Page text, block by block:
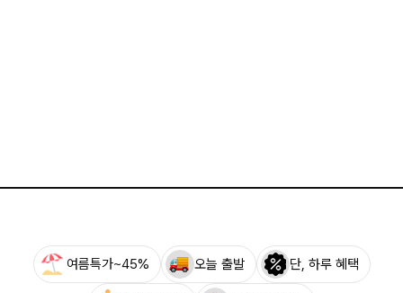
여름특가~45% 오늘 출발 단, 하루 혜택